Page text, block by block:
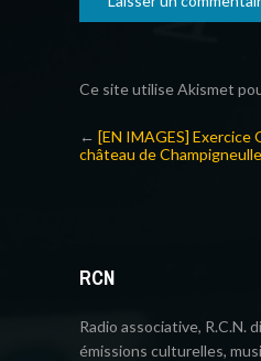
Ce site utilise Akismet
← [EN IMAGES] Exercice
château de
RCN
Radio associative, R.C.N.
émissions culturelles,